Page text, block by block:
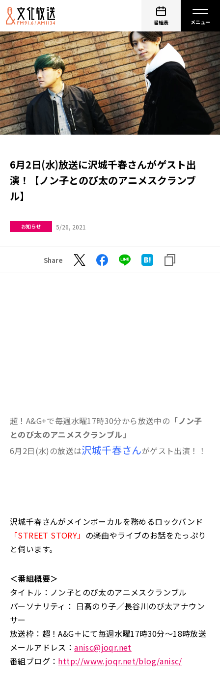
番組表
6月2日(水)放送に沢城千春さんがゲスト出
演！【ノン子とのび太のアニメスクランブ
ル】
お知らせ 5/26, 2021
Share
超！A&G+で毎週水曜17時30分から放送中の 「ノン子
とのび太のアニメスクランブル」
6月2日(水)の放送は沢城千春さんがゲスト出演！！
沢城千春さんがメインボーカルを務めるロックバンド
「STREET STORY」 の楽曲やライブのお話をたっぷり
と伺います。
＜番組概要＞
タイトル：ノン子とのび太のアニメスクランブル
パーソナリティ： 日髙のり子／長谷川のび太アナウン
サー
放送枠：超！A&G＋にて毎週水曜17時30分〜18時放送
メールアドレス：anisc@joqr.net
番組ブログ： http://www.joqr.net/blog/anisc/